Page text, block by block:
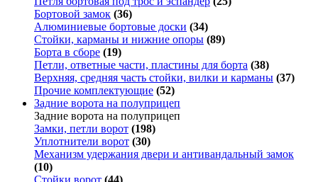
Бортовой замок (36)
Алюминиевые бортовые доски (34)
Стойки, карманы и нижние опоры (89)
Борта в сборе (19)
Петли, ответные части, пластины для борта (38)
Верхняя, средняя часть стойки, вилки и карманы (37)
Прочие комплектующие (52)
Задние ворота на полуприцеп
Задние ворота на полуприцеп
Замки, петли ворот (198)
Уплотнители ворот (30)
Механизм удержания двери и антивандальный замок
(10)
Стойки ворот (44)